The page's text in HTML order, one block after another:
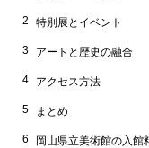
2 特別展とイベント
3 アートと歴史の融合
4 アクセス方法
5 まとめ
6 岡山県立美術館の入館